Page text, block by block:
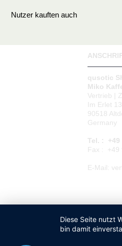
Nutzer kauften auch
qusotic
Miko
Vertrieb |
Im Erlet 13
90518
Germany
Tel. : +49
Fax : +49
E-Mail:
Diese Seite nutzt
bin damit